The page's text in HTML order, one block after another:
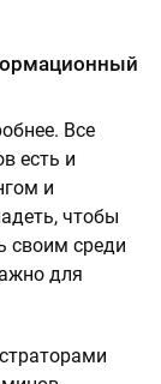
Все
есть и
и
чтобы
своим среди
для